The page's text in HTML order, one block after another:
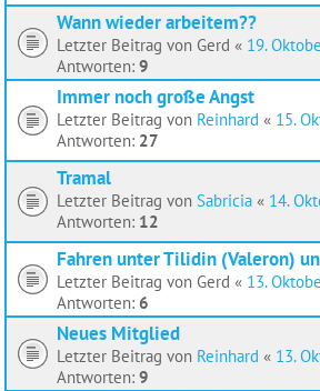
Wann wieder arbeitem??
Letzter Beitrag von Gerd « 19.
Antworten: 9
Immer noch große Angst
Letzter Beitrag von Reinhard « 15.
Antworten: 27
Tramal
Letzter Beitrag von Sabricia « 14.
Antworten: 12
Fahren unter Tilidin (Valeron)
Letzter Beitrag von Gerd « 13.
Antworten: 6
Neues Mitglied
Letzter Beitrag von Reinhard « 13.
Antworten: 9